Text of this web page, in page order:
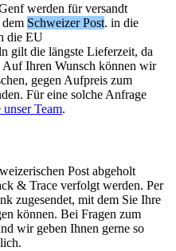
werden für versandt
Schweizer Post. in die
die EU
gilt die längste Lieferzeit, da
Ihren Wunsch können wir
gegen Aufpreis zum
Für eine solche Anfrage
Team.
Post abgeholt
& Trace verfolgt werden. Per
zugesendet, mit dem Sie Ihre
können. Bei Fragen zum
wir geben Ihnen gerne so